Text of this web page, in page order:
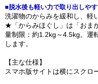
■脱水後も軽い力で取り出しや
洗濯物のからみを緩和し、軽
★「からみほぐし」は「おま
量制限：約1.2kg～4.5kg。運
します。
【主な仕様】
スマホ版サイトは横にスクロ